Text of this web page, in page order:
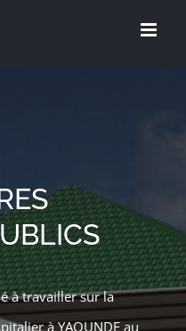
à travailler sur la
à YAOUNDE au